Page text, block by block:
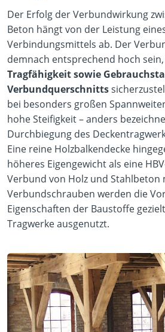
Der Erfolg der Verbundwirkung
Beton hängt von der Leistung
Verbindungsmittels ab. Der
demnach entsprechend hoch
Tragfähigkeit sowie
Verbundquerschnitts
bei besonders großen
hohe Steifigkeit – anders
Durchbiegung des
Eine reine Holzbalkendecke
höheres Eigengewicht als eine
Verbund von Holz und Stahlbeton
Verbundschrauben werden die
Eigenschaften der Baustoffe
Tragwerke ausgenutzt.